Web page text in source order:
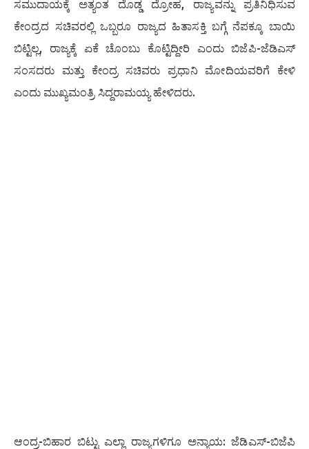
ಸಮುದಾಯಕ್ಕೆ ಅತ್ಯಂತ ದೊಡ್ಡ ದ್ರೋಹ, ರಾಜ್ಯವನ್ನು ಪ್ರತಿನಿಧಿಸುವ
ಕೇಂದ್ರದ ಸಚಿವರಲ್ಲಿ ಒಬ್ಬರೂ ರಾಜ್ಯದ ಹಿತಾಸಕ್ತಿ ಬಗ್ಗೆ ನೆಪಕ್ಕೂ ಬಾಯಿ
ಬಿಟ್ಟಿಲ್ಲ, ರಾಜ್ಯಕ್ಕೆ ಏಕೆ ಚೊಂಬು ಕೊಟ್ಟಿದ್ದೀರಿ ಎಂದು ಬಿಜೆಪಿ-ಜೆಡಿಎಸ್
ಸಂಸದರು ಮತ್ತು ಕೇಂದ್ರ ಸಚಿವರು ಪ್ರಧಾನಿ ಮೋದಿಯವರಿಗೆ ಕೇಳಿ
ಎಂದು ಮುಖ್ಯಮಂತ್ರಿ ಸಿದ್ದರಾಮಯ್ಯ ಹೇಳಿದರು.
ಆಂದ್ರ-ಬಿಹಾರ ಬಿಟ್ಟು ಎಲ್ಲಾ ರಾಜ್ಯಗಳಿಗೂ ಅನ್ಯಾಯ: ಜೆಡಿಎಸ್-ಬಿಜೆಪಿ